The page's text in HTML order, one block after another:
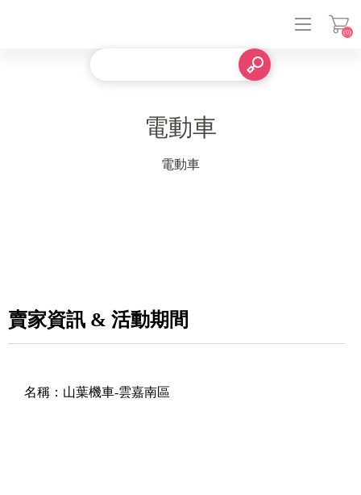
(0)
電動車
電動車
賣家資訊 & 活動期間
名稱： 山葉機車-雲嘉南區